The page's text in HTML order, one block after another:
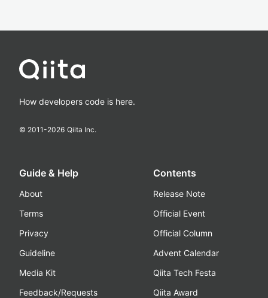
How developers code is here.
© 2011-2026 Qiita Inc.
Guide & Help
About
Terms
Privacy
Guideline
Media Kit
Feedback/Requests
Contents
Release Note
Official Event
Official Column
Advent Calendar
Qiita Tech Festa
Qiita Award